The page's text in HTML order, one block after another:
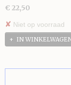
€ 22,50
✘ Niet op voorraad
IN